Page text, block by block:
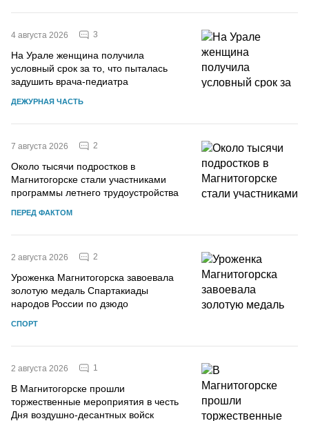
4 августа 2026 3
На Урале женщина получила
условный срок за то, что пыталась
задушить врача-педиатра
ДЕЖУРНАЯ ЧАСТЬ
7 августа 2026 2
Около тысячи подростков в
Магнитогорске стали участниками
программы летнего трудоустройства
ПЕРЕД ФАКТОМ
2 августа 2026 2
Уроженка Магнитогорска завоевала
золотую медаль Спартакиады
народов России по дзюдо
СПОРТ
2 августа 2026 1
В Магнитогорске прошли
торжественные мероприятия в честь
Дня воздушно-десантных войск